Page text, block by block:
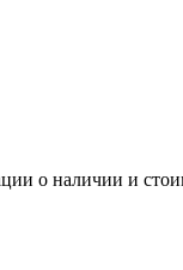
о наличии и